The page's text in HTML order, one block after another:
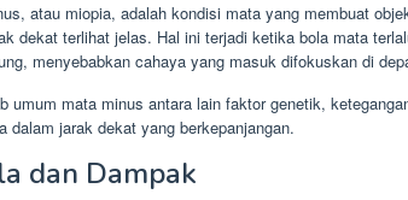
atau miopia, adalah kondisi mata yang membuat
dekat terlihat jelas. Hal ini terjadi ketika bola mata
menyebabkan cahaya yang masuk difokuskan di
umum mata minus antara lain faktor genetik,
dalam jarak dekat yang berkepanjangan.
dan Dampak